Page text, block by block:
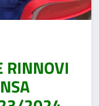
RINNOVI